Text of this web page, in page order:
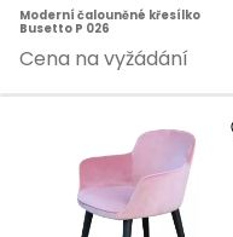
Moderní čalouněné křesílko
Busetto P 026
Cena na vyžádání